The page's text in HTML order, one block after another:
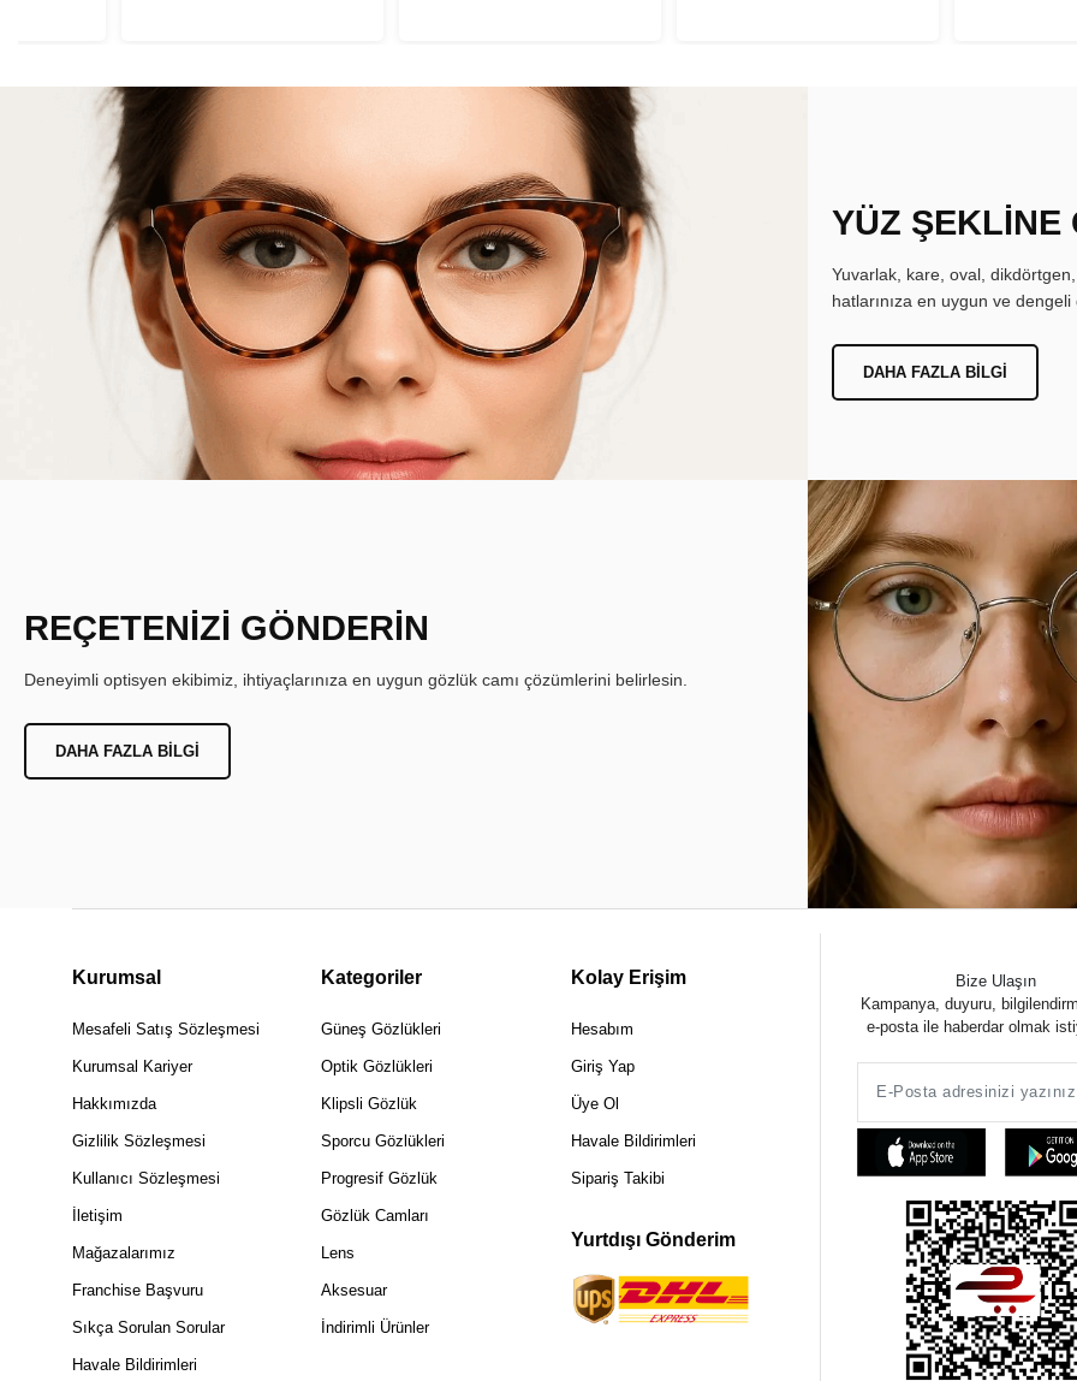
YÜZ ŞEKLİNE
Yuvarlak, kare, oval,
hatlarınıza en uygun ve
DAHA FAZLA BILGI
REÇETENİZİ GÖNDERİN
Deneyimli optisyen ekibimiz, ihtiyaçlarınıza en uygun gözlük camı çözümlerini belirlesin.
DAHA FAZLA BILGI
Kurumsal
Mesafeli Satış Sözleşmesi
Kurumsal Kariyer
Hakkımızda
Gizlilik Sözleşmesi
Kullanıcı Sözleşmesi
İletişim
Mağazalarımız
Franchise Başvuru
Sıkça Sorulan Sorular
Havale Bildirimleri
Kategoriler
Güneş Gözlükleri
Optik Gözlükleri
Klipsli Gözlük
Sporcu Gözlükleri
Progresif Gözlük
Gözlük Camları
Lens
Aksesuar
İndirimli Ürünler
Kolay Erişim
Hesabım
Giriş Yap
Üye Ol
Havale Bildirimleri
Sipariş Takibi
Yurtdışı Gönderim
Bize Ulaşın
Kampanya, duyuru,
e-posta ile haberdar olmak